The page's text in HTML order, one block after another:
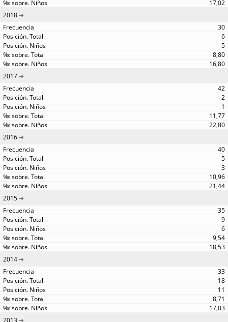
17,02
2018
30
6
5
8,80
16,80
2017
42
2
1
11,77
22,80
2016
40
5
3
10,96
21,44
2015
35
9
6
9,54
18,53
2014
33
18
11
8,71
17,03
2013